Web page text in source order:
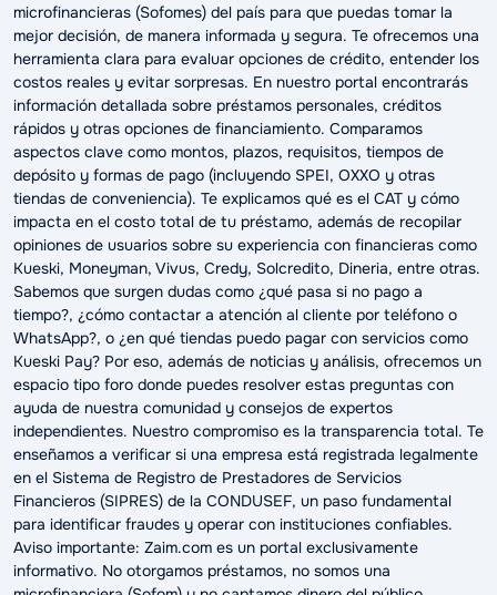
microfinancieras (Sofomes) del país para que puedas tomar la
mejor decisión, de manera informada y segura. Te ofrecemos una
herramienta clara para evaluar opciones de crédito, entender los
costos reales y evitar sorpresas. En nuestro portal encontrarás
información detallada sobre préstamos personales, créditos
rápidos y otras opciones de financiamiento. Comparamos
aspectos clave como montos, plazos, requisitos, tiempos de
depósito y formas de pago (incluyendo SPEI, OXXO y otras
tiendas de conveniencia). Te explicamos qué es el CAT y cómo
impacta en el costo total de tu préstamo, además de recopilar
opiniones de usuarios sobre su experiencia con financieras como
Kueski, Moneyman, Vivus, Credy, Solcredito, Dineria, entre otras.
Sabemos que surgen dudas como ¿qué pasa si no pago a
tiempo?, ¿cómo contactar a atención al cliente por teléfono o
WhatsApp?, o ¿en qué tiendas puedo pagar con servicios como
Kueski Pay? Por eso, además de noticias y análisis, ofrecemos un
espacio tipo foro donde puedes resolver estas preguntas con
ayuda de nuestra comunidad y consejos de expertos
independientes. Nuestro compromiso es la transparencia total. Te
enseñamos a verificar si una empresa está registrada legalmente
en el Sistema de Registro de Prestadores de Servicios
Financieros (SIPRES) de la CONDUSEF, un paso fundamental
para identificar fraudes y operar con instituciones confiables.
Aviso importante: Zaim.com es un portal exclusivamente
informativo. No otorgamos préstamos, no somos una